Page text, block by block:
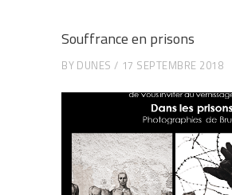
Souffrance en prisons
BY DUNES 17 SEPTEMBRE 2018